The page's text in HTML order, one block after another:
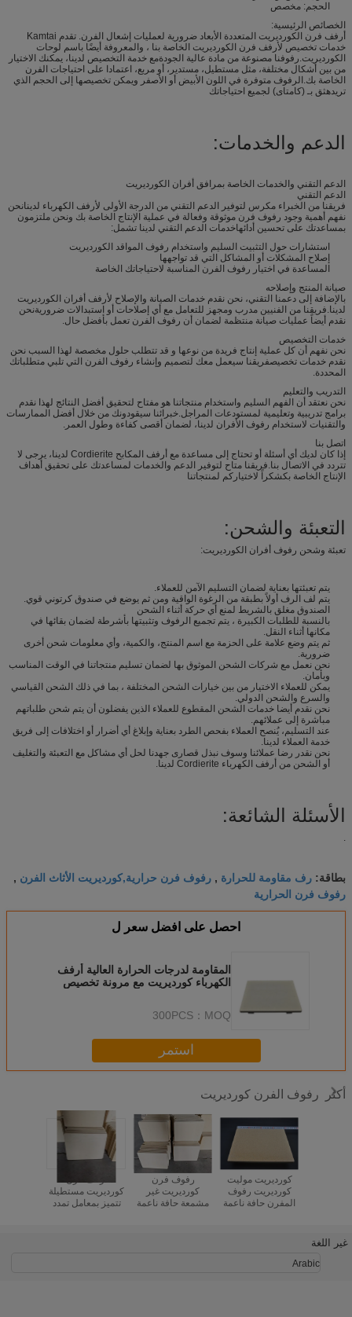
الحجم: مخصص
الخصائص الرئيسية:
أرفف فرن الكورديريت المتعددة الأبعاد ضرورية لعمليات إشعال الفرن. تقدم Kamtai
خدمات تخصيص لأرفف فرن الكورديريت الخاصة بنا ، والمعروفة أيضًا باسم لوحات
الكورديريت.رفوفنا مصنوعة من مادة عالية الجودةمع خدمة التخصيص لدينا، يمكنك الاختيار
من بين أشكال مختلفة، مثل مستطيل، مستدير، أو مربع، اعتمادا على احتياجات الفرن
الخاصة بك.الرفوف متوفرة في اللون الأبيض أو الأصفر ويمكن تخصيصها إلى الحجم الذي
تريدهثق بـ (كامتاى) لجميع احتياجاتك
الدعم والخدمات:
الدعم التقني والخدمات الخاصة بمرافق أفران الكورديريت
الدعم التقني
فريقنا من الخبراء مكرس لتوفير الدعم التقني من الدرجة الأولى لأرفف الكهرباء لدينانحن
نفهم أهمية وجود رفوف فرن موثوقة وفعالة في عملية الإنتاج الخاصة بك ونحن ملتزمون
بمساعدتك على تحسين أدائهاخدمات الدعم التقني لدينا تشمل:
استشارات حول التثبيت السليم واستخدام رفوف المواقد الكورديريت
إصلاح المشكلات أو المشاكل التي قد تواجهها
المساعدة في اختيار رفوف الفرن المناسبة لاحتياجاتك الخاصة
صيانة المنتج وإصلاحه
بالإضافة إلى دعمنا التقني، نحن نقدم خدمات الصيانة والإصلاح لأرفف أفران الكورديريت
لدينا.فريقنا من الفنيين مدرب ومجهز للتعامل مع أي إصلاحات أو استبدالات ضروريةنحن
نقدم أيضاً عمليات صيانة منتظمة لضمان أن رفوف الفرن تعمل بأفضل حال.
خدمات التخصيص
نحن نفهم أن كل عملية إنتاج فريدة من نوعها و قد تتطلب حلول مخصصة لهذا السبب نحن
نقدم خدمات تخصيصفريقنا سيعمل معك لتصميم وإنشاء رفوف الفرن التي تلبي متطلباتك
المحددة.
التدريب والتعليم
نحن نعتقد أن الفهم السليم واستخدام منتجاتنا هو مفتاح لتحقيق أفضل النتائج لهذا نقدم
برامج تدريبية وتعليمية لمستودعات المراجل.خبرائنا سيقودونك من خلال أفضل الممارسات
والتقنيات لاستخدام رفوف الأفران لدينا، لضمان أقصى كفاءة وطول العمر.
اتصل بنا
إذا كان لديك أي أسئلة أو تحتاج إلى مساعدة مع أرفف المكابح Cordierite لدينا، يرجى لا
تتردد في الاتصال بنا.فريقنا متاح لتوفير الدعم والخدمات لمساعدتك على تحقيق أهداف
الإنتاج الخاصة بكشكراً لاختياركم لمنتجاتنا
التعبئة والشحن:
تعبئة وشحن رفوف أفران الكورديريت:
يتم تعبئتها بعناية لضمان التسليم الآمن للعملاء.
يتم لف الرف أولاً بطبقة من الرغوة الواقية ومن ثم يوضع في صندوق كرتوني قوي.
الصندوق مغلق بالشريط لمنع أي حركة أثناء الشحن
بالنسبة للطلبات الكبيرة ، يتم تجميع الرفوف وتثبيتها بأشرطة لضمان بقائها في
مكانها أثناء النقل.
ثم يتم وضع علامة على الحزمة مع اسم المنتج، والكمية، وأي معلومات شحن أخرى
ضرورية.
نحن نعمل مع شركات الشحن الموثوق بها لضمان تسليم منتجاتنا في الوقت المناسب
وبأمان.
يمكن للعملاء الاختيار من بين خيارات الشحن المختلفة ، بما في ذلك الشحن القياسي
والسرع والشحن الدولي.
نحن نقدم أيضا خدمات الشحن المقطوع للعملاء الذين يفضلون أن يتم شحن طلباتهم
مباشرة إلى عملائهم.
عند التسليم، يُنصح العملاء بفحص الطرد بعناية وإبلاغ أي أضرار أو اختلافات إلى فريق
خدمة العملاء لدينا.
نحن نقدر رضا عملائنا وسوف نبذل قصارى جهدنا لحل أي مشاكل مع التعبئة والتغليف
أو الشحن من أرفف الكهرباء Cordierite لدينا.
الأسئلة الشائعة:
.
بطاقة: رف مقاومة للحرارة , رفوف فرن حرارية,كورديريت الأثاث الفرن ,
رفوف فرن الحرارية
احصل على افضل سعر ل
المقاومة لدرجات الحرارة العالية أرفف
الكهرباء كورديريت مع مرونة تخصيص
MOQ：
300PCS
استمر
أكثر رفوف الفرن كورديريت
كورديريت مستطيلة
تتميز بمعامل تمدد
رفوف فرن
كورديريت غير
مشمعة حافة ناعمة
كورديريت موليت
كورديريت رفوف
المفرن حافة ناعمة
الصناعية
غير اللغة
Arabic